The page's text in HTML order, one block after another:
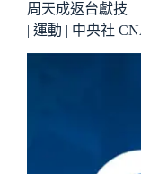
周天成返台獻技
| 運動 | 中央社